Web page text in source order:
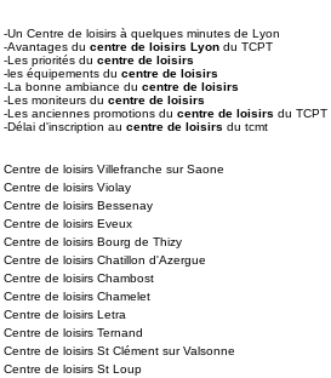
-Un Centre de loisirs à quelques minutes de Lyon
-Avantages du centre de loisirs Lyon du TCPT
-Les priorités du centre de loisirs
-les équipements du centre de loisirs
-La bonne ambiance du centre de loisirs
-Les moniteurs du centre de loisirs
-Les anciennes promotions du centre de loisirs du TCPT
-Délai d'inscription au centre de loisirs du tcmt
Centre de loisirs Villefranche sur Saone
Centre de loisirs Violay
Centre de loisirs Bessenay
Centre de loisirs Eveux
Centre de loisirs Bourg de Thizy
Centre de loisirs Chatillon d'Azergue
Centre de loisirs Chambost
Centre de loisirs Chamelet
Centre de loisirs Letra
Centre de loisirs Ternand
Centre de loisirs St Clément sur Valsonne
Centre de loisirs St Loup